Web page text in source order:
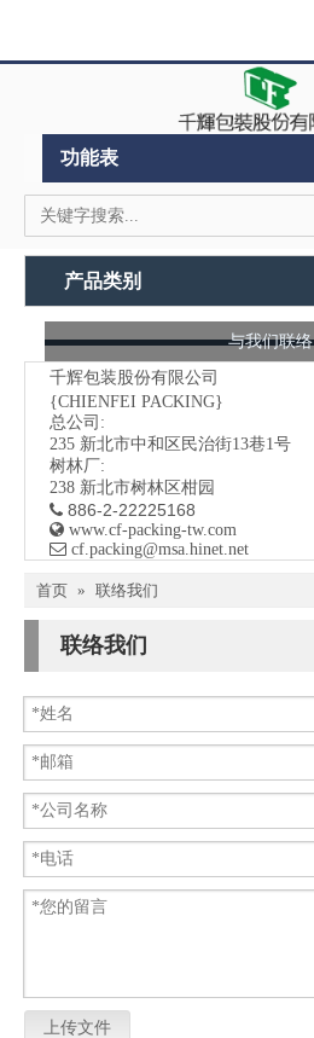
功能表
产品类别
与我们联络
千辉包装股份有限公司
{CHIENFEI PACKING}
总公司:
235 新北市中和区民治街13巷1号
树林厂:
238 新北市树林区柑园
 886-2-22225168
 www.cf-packing-tw.com
 ​ cf.packing@msa.hinet.net
首页 » 联络我们
联络我们
上传文件